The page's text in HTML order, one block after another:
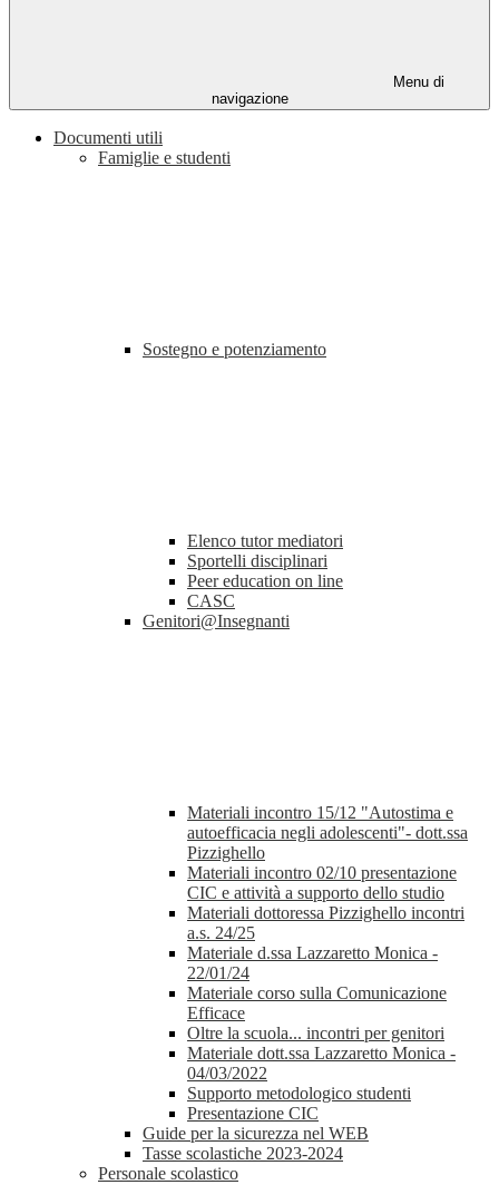
Menu di
navigazione
Documenti utili
Famiglie e studenti
Sostegno e potenziamento
Elenco tutor mediatori
Sportelli disciplinari
Peer education on line
CASC
Genitori@Insegnanti
Materiali incontro 15/12 "Autostima e
autoefficacia negli adolescenti"- dott.ssa
Pizzighello
Materiali incontro 02/10 presentazione
CIC e attività a supporto dello studio
Materiali dottoressa Pizzighello incontri
a.s. 24/25
Materiale d.ssa Lazzaretto Monica -
22/01/24
Materiale corso sulla Comunicazione
Efficace
Oltre la scuola... incontri per genitori
Materiale dott.ssa Lazzaretto Monica -
04/03/2022
Supporto metodologico studenti
Presentazione CIC
Guide per la sicurezza nel WEB
Tasse scolastiche 2023-2024
Personale scolastico